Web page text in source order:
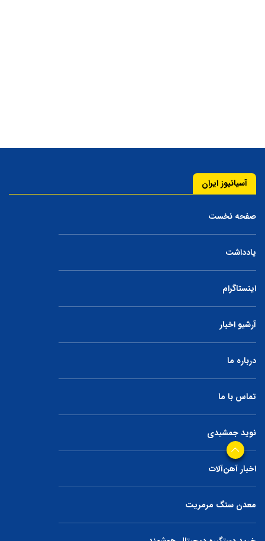
آسیانیوز ایران
صفحه نخست
یادداشت
اینستاگرام
آرشیو اخبار
درباره ما
تماس با ما
نوید جمشیدی
اخبار آهن‌آلات
معدن سنگ مرمریت